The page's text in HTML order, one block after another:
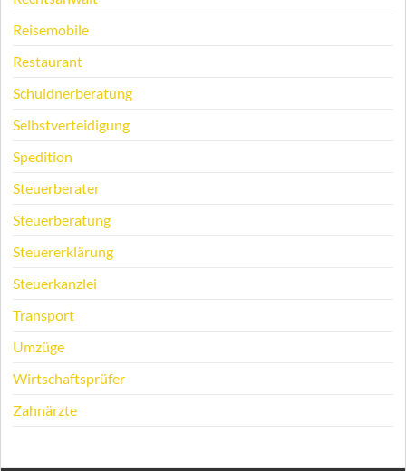
Reisemobile
Restaurant
Schuldnerberatung
Selbstverteidigung
Spedition
Steuerberater
Steuerberatung
Steuererklärung
Steuerkanzlei
Transport
Umzüge
Wirtschaftsprüfer
Zahnärzte